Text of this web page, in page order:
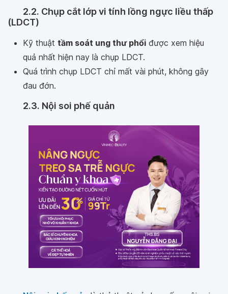
2.2. Chụp cắt lớp vi tính lồng ngực liều thấp
(LDCT)
Kỹ thuật tầm soát ung thư phổi được xem hiệu
quả nhất hiện nay là chụp LDCT.
Quá trình chụp LDCT chỉ mất vài phút, không gây
đau đớn.
2.3. Nội soi phế quản